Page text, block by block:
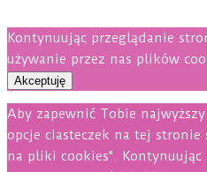
Kontynuując przeglądanie
używanie przez nas plików
Akceptuję
Aby zapewnić Tobie
opcje ciasteczek na tej stronie
na pliki cookies".